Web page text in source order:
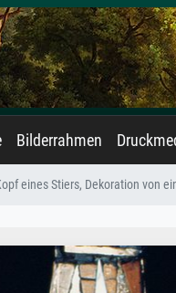
Bilderrahmen
eines Stiers, Dekoration von